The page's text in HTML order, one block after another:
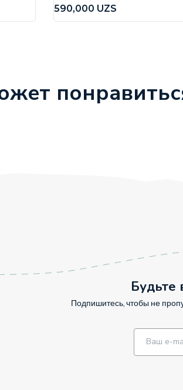
590,000 UZS
Будьте
Подпишитесь, чтобы не